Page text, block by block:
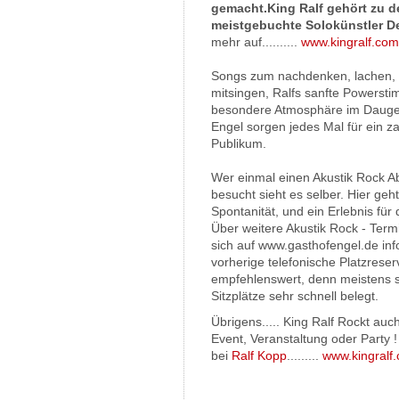
gemacht.King Ralf gehört zu
meistgebuchte Solokünstler
mehr auf.......... www.kingralf.com
Songs zum nachdenken,
mitsingen, Ralfs sanfte
besondere Atmosphäre im
Engel sorgen jedes Mal für ein
Publikum.
Wer einmal einen Akustik Rock
besucht sieht es selber. Hier
Spontanität, und ein Erlebnis für
Über weitere Akustik Rock -
sich auf www.gasthofengel.de
vorherige telefonische
empfehlenswert, denn meistens
Sitzplätze sehr schnell belegt.
Übrigens..... King Ralf Rockt
Event, Veranstaltung oder Party
bei Ralf Kopp